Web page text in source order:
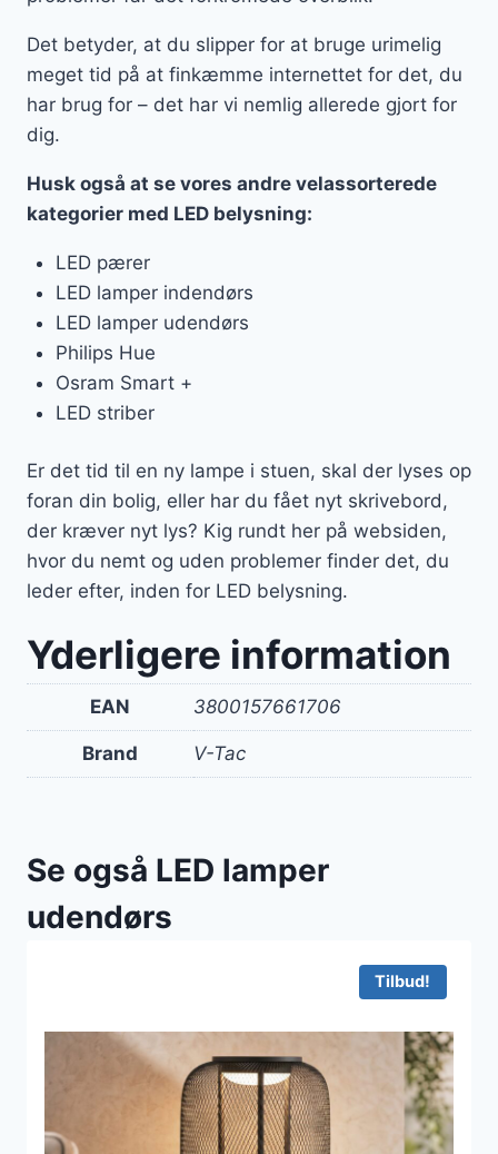
Det betyder, at du slipper for at bruge urimelig
meget tid på at finkæmme internettet for det, du
har brug for – det har vi nemlig allerede gjort for
dig.
Husk også at se vores andre velassorterede
kategorier med LED belysning:
LED pærer
LED lamper indendørs
LED lamper udendørs
Philips Hue
Osram Smart +
LED striber
Er det tid til en ny lampe i stuen, skal der lyses op
foran din bolig, eller har du fået nyt skrivebord,
der kræver nyt lys? Kig rundt her på websiden,
hvor du nemt og uden problemer finder det, du
leder efter, inden for LED belysning.
Yderligere information
EAN 3800157661706
Brand V-Tac
Se også LED lamper
udendørs
Tilbud!